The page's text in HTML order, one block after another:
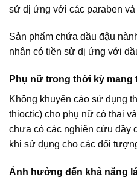
sử dị ứng với các paraben và
Sản phẩm chứa dầu đậu
nhân có tiền sử dị ứng với
Phụ nữ trong thời kỳ mang
Không khuyến cáo sử dụng
thioctic) cho phụ nữ có thai
chưa có các nghiên cứu đầy
khi sử dụng cho các đối
Ảnh hưởng đến khả năng